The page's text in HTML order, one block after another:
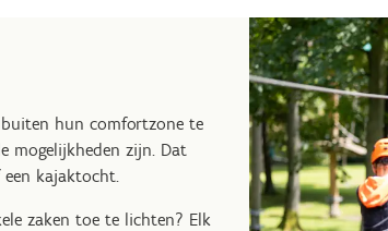
hun comfortzone te
mogelijkheden zijn. Dat
kajaktocht.
zaken toe te lichten? Elk